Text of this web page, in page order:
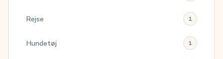
Rejse 1
Hundetøj 1